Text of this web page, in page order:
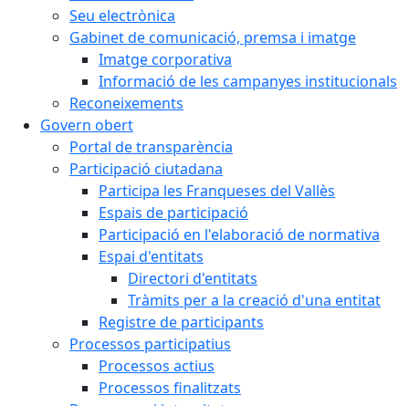
Seu electrònica
Gabinet de comunicació, premsa i imatge
Imatge corporativa
Informació de les campanyes institucionals
Reconeixements
Govern obert
Portal de transparència
Participació ciutadana
Participa les Franqueses del Vallès
Espais de participació
Participació en l'elaboració de normativa
Espai d'entitats
Directori d'entitats
Tràmits per a la creació d'una entitat
Registre de participants
Processos participatius
Processos actius
Processos finalitzats